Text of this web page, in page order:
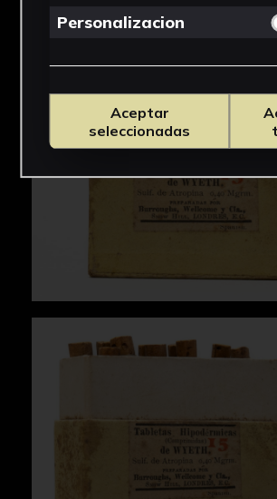
Personalizacion
Aceptar
seleccionadas